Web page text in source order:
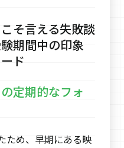
そ言える失敗談
期間中の印象
ド
定期的なフォ
ため、早期にある映